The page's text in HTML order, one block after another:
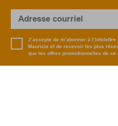
J’accepte de m’abonner à
Mauricie et de recevoir les plus
que les offres promotionnelles de ce